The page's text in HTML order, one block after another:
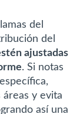
del
del
ajustadas
. Si notas
y evita
así una